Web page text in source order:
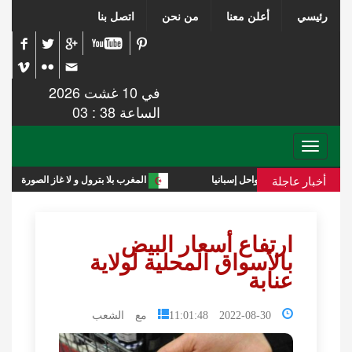
رئيسي أعلن معنا من نحن اتصل بنا
في 10 غشت 2026
الساعة 38 : 03
Toggle
navigation
أخبار عاجلة المغرب بلا بترول و لا غاز الصورة أبلغ من التعليق
ارتفاع أسعار البيض
بالأسواق المحلية لولاية
عنابة
2022-08-30 11:01:48 مع الشعب